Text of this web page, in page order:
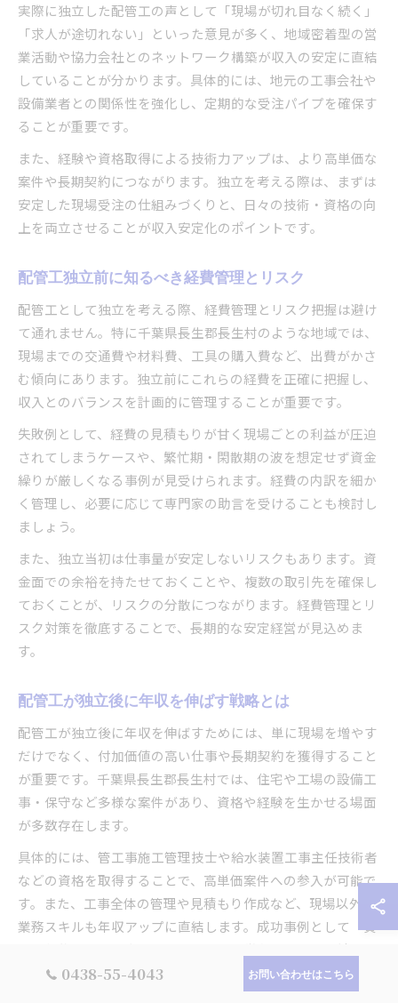
実際に独立した配管工の声として「現場が切れ目なく続く」
「求人が途切れない」といった意見が多く、地域密着型の営
業活動や協力会社とのネットワーク構築が収入の安定に直結
していることが分かります。具体的には、地元の工事会社や
設備業者との関係性を強化し、定期的な受注パイプを確保す
ることが重要です。
また、経験や資格取得による技術力アップは、より高単価な
案件や長期契約につながります。独立を考える際は、まずは
安定した現場受注の仕組みづくりと、日々の技術・資格の向
上を両立させることが収入安定化のポイントです。
配管工独立前に知るべき経費管理とリスク
配管工として独立を考える際、経費管理とリスク把握は避け
て通れません。特に千葉県長生郡長生村のような地域では、
現場までの交通費や材料費、工具の購入費など、出費がかさ
む傾向にあります。独立前にこれらの経費を正確に把握し、
収入とのバランスを計画的に管理することが重要です。
失敗例として、経費の見積もりが甘く現場ごとの利益が圧迫
されてしまうケースや、繁忙期・閑散期の波を想定せず資金
繰りが厳しくなる事例が見受けられます。経費の内訳を細か
く管理し、必要に応じて専門家の助言を受けることも検討し
ましょう。
また、独立当初は仕事量が安定しないリスクもあります。資
金面での余裕を持たせておくことや、複数の取引先を確保し
ておくことが、リスクの分散につながります。経費管理とリ
スク対策を徹底することで、長期的な安定経営が見込めま
す。
配管工が独立後に年収を伸ばす戦略とは
配管工が独立後に年収を伸ばすためには、単に現場を増やす
だけでなく、付加価値の高い仕事や長期契約を獲得すること
が重要です。千葉県長生郡長生村では、住宅や工場の設備工
事・保守など多様な案件があり、資格や経験を生かせる場面
が多数存在します。
具体的には、管工事施工管理技士や給水装置工事主任技術者
などの資格を取得することで、高単価案件への参入が可能で
す。また、工事全体の管理や見積もり作成など、現場以外の
業務スキルも年収アップに直結します。成功事例として「資
格取得後に月給が大幅アップした」「賞与や昇給の交渉余地
が広がった」といった声が見られます。
0438-55-4043 お問い合わせはこちら